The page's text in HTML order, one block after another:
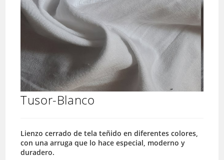
Tusor-Blanco
Lienzo cerrado de tela teñido en diferentes colores,
con una arruga que lo hace especial, moderno y
duradero.